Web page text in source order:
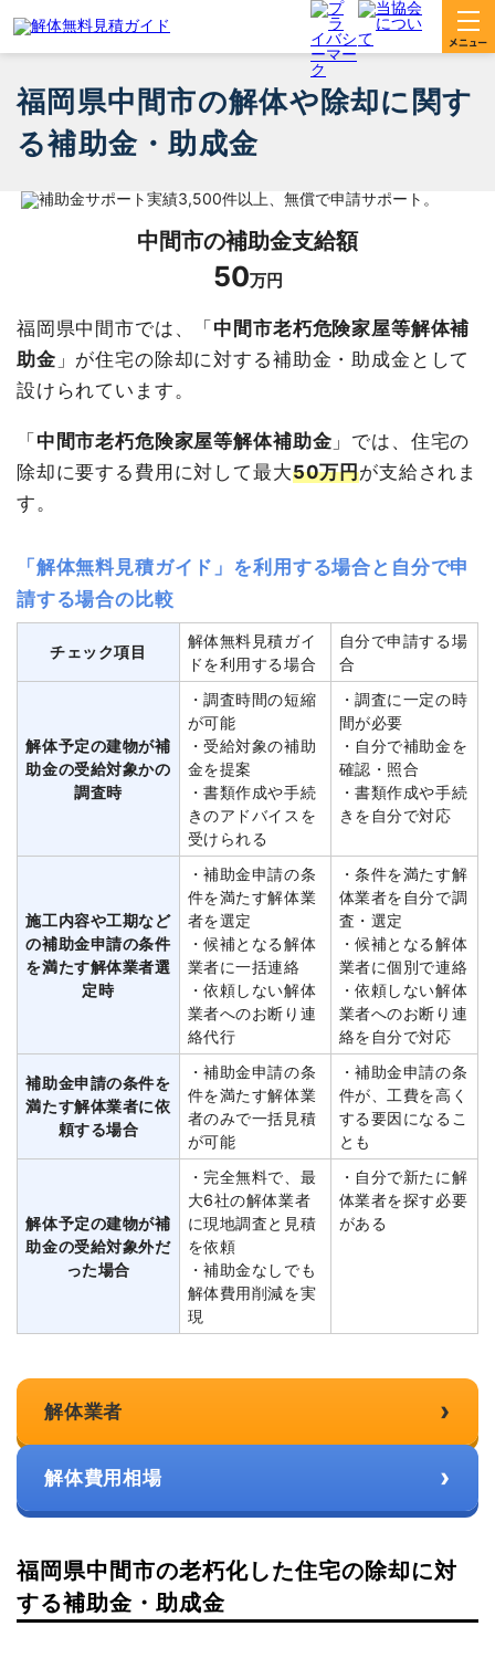
福岡県中間市の解体や除却に関す
る補助金・助成金
中間市の補助金支給額
50万円
福岡県中間市では、「中間市老朽危険家屋等解体補
助金 」が住宅の除却に対する補助金・助成金として
設けられています。
「中間市老朽危険家屋等解体補助金 」では、住宅の
除却に要する費用に対して最大50万円が支給されま
す。
「解体無料見積ガイド」を利用する場合と自分で申
請する場合の比較
チェック項目
解体無料見積ガイ
ドを利用する場合
自分で申請する場
合
解体予定の建物が補
助金の受給対象かの
調査時
・調査時間の短縮
が可能
・受給対象の補助
金を提案
・書類作成や手続
きのアドバイスを
受けられる
・調査に一定の時
間が必要
・自分で補助金を
確認・照合
・書類作成や手続
きを自分で対応
施工内容や工期など
の補助金申請の条件
を満たす解体業者選
定時
・補助金申請の条
件を満たす解体業
者を選定
・候補となる解体
業者に一括連絡
・依頼しない解体
業者へのお断り連
絡代行
・条件を満たす解
体業者を自分で調
査・選定
・候補となる解体
業者に個別で連絡
・依頼しない解体
業者へのお断り連
絡を自分で対応
補助金申請の条件を
満たす解体業者に依
頼する場合
・補助金申請の条
件を満たす解体業
者のみで一括見積
が可能
・補助金申請の条
件が、工費を高く
する要因になるこ
とも
解体予定の建物が補
助金の受給対象外だ
った場合
・完全無料で、最
大6社の解体業者
に現地調査と見積
を依頼
・補助金なしでも
解体費用削減を実
現
・自分で新たに解
体業者を探す必要
がある
解体業者 ›
解体費用相場 ›
福岡県中間市の老朽化した住宅の除却に対
する補助金・助成金